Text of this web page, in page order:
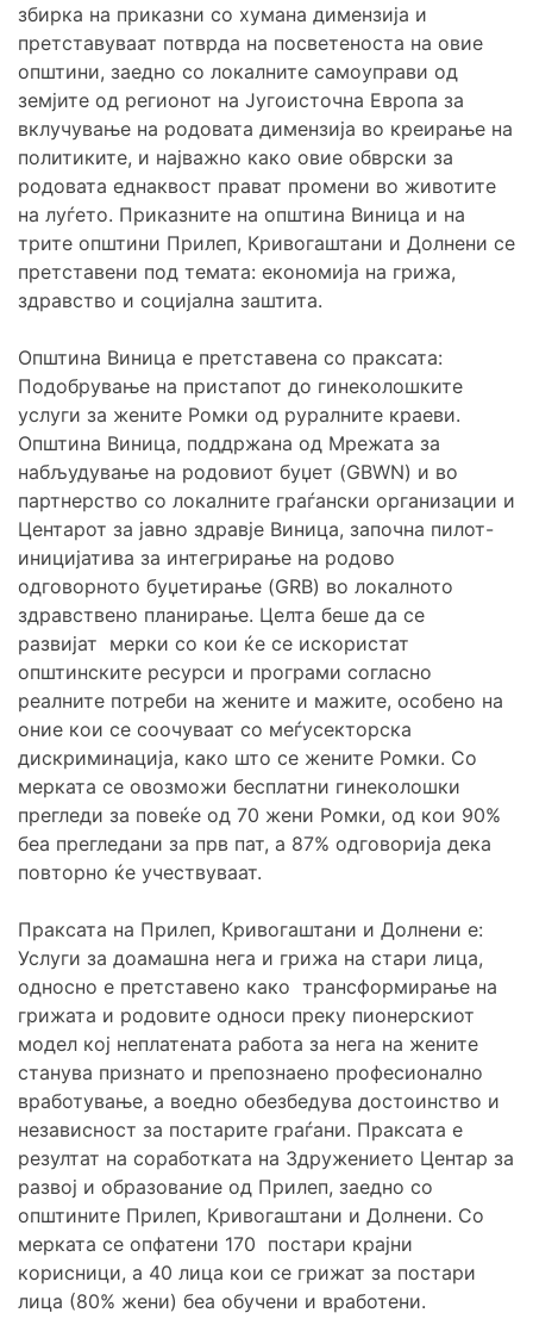
збирка на приказни со хумана димензија и
претставуваат потврда на посветеноста на овие
општини, заедно со локалните самоуправи од
земјите од регионот на Југоисточна Европа за
вклучување на родовата димензија во креирање на
политиките, и најважно како овие обврски за
родовата еднаквост прават промени во животите
на луѓето. Приказните на општина Виница и на
трите општини Прилеп, Кривогаштани и Долнени се
претставени под темата: економија на грижа,
здравство и социјална заштита.
Општина Виница е претставена со праксата:
Подобрување на пристапот до гинеколошките
услуги за жените Ромки од руралните краеви.
Општина Виница, поддржана од Мрежата за
набљудување на родовиот буџет (GBWN) и во
партнерство со локалните граѓански организации и
Центарот за јавно здравје Виница, започна пилот-
иницијатива за интегрирање на родово
одговорното буџетирање (GRB) во локалното
здравствено планирање. Целта беше да се
развијат мерки со кои ќе се искористат
општинските ресурси и програми согласно
реалните потреби на жените и мажите, особено на
оние кои се соочуваат со меѓусекторска
дискриминација, како што се жените Ромки. Со
мерката се овозможи бесплатни гинеколошки
прегледи за повеќе од 70 жени Ромки, од кои 90%
беа прегледани за прв пат, а 87% одговорија дека
повторно ќе учествуваат.
Праксата на Прилеп, Кривогаштани и Долнени е:
Услуги за доамашна нега и грижа на стари лица,
односно е претставено како трансформирање на
грижата и родовите односи преку пионерскиот
модел кој неплатената работа за нега на жените
станува признато и препознаено професионално
вработување, а воедно обезбедува достоинство и
независност за постарите граѓани. Праксата е
резултат на соработката на Здружението Центар за
развој и образование од Прилеп, заедно со
општините Прилеп, Кривогаштани и Долнени. Со
мерката се опфатени 170 постари крајни
корисници, а 40 лица кои се грижат за постари
лица (80% жени) беа обучени и вработени.